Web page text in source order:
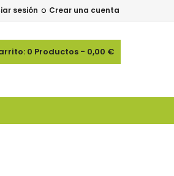
sesión o Crear una cuenta
0 Productos - 0,00 €